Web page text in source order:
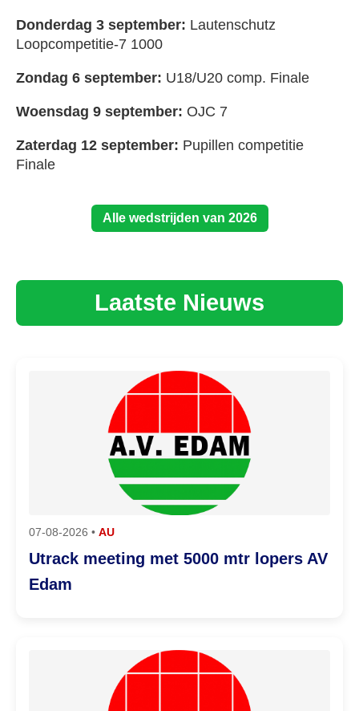
Donderdag 3 september: Lautenschutz
Loopcompetitie-7 1000
Zondag 6 september: U18/U20 comp. Finale
Woensdag 9 september: OJC 7
Zaterdag 12 september: Pupillen competitie
Finale
Alle wedstrijden van 2026
Laatste Nieuws
07-08-2026 • AU
Utrack meeting met 5000 mtr lopers AV
Edam